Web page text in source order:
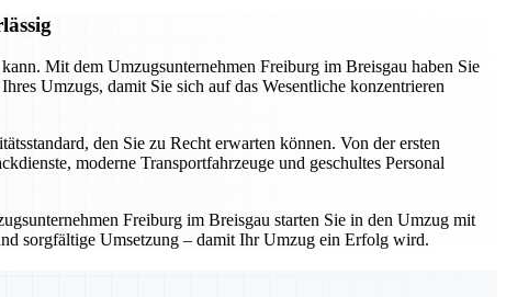
Mit dem Umzugsunternehmen Freiburg im Breisgau haben Sie
Umzugs, damit Sie sich auf das Wesentliche konzentrieren
den Sie zu Recht erwarten können. Von der ersten
moderne Transportfahrzeuge und geschultes Personal
Freiburg im Breisgau starten Sie in den Umzug mit
sorgfältige Umsetzung – damit Ihr Umzug ein Erfolg wird.